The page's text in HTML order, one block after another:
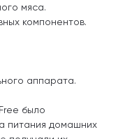
мяса.
компонентов.
аппарата.
было
питания домашних